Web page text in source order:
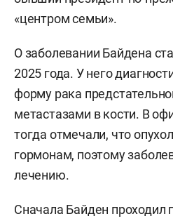
«центром семьи».
О заболевании Байдена
2025 года. У него
форму рака
метастазами в кости. В
тогда отмечали, что
гормонам, поэтому
лечению.
Сначала Байден проходил